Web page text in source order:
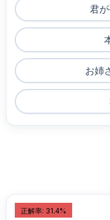
君
お姉
正解率: 31.4%